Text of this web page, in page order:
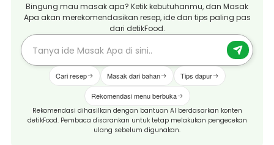
Bingung mau masak apa? Ketik kebutuhanmu, dan Masak
Apa akan merekomendasikan resep, ide dan tips paling pas
dari detikFood.
Cari resep Masak dari bahan Tips dapur
Rekomendasi menu berbuka
Rekomendasi dihasilkan dengan bantuan AI berdasarkan konten
detikFood. Pembaca disarankan untuk tetap melakukan pengecekan
ulang sebelum digunakan.